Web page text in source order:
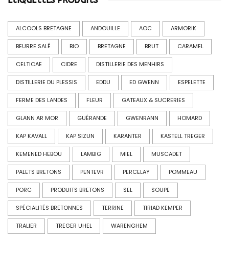
ALCOOLS BRETAGNE ANDOUILLE AOC ARMORIK
BEURRE SALÉ BIO BRETAGNE BRUT CARAMEL
CELTICAE CIDRE DISTILLERIE DES MENHIRS
DISTILLERIE DU PLESSIS EDDU ED GWENN ESPELETTE
FERME DES LANDES FLEUR GATEAUX & SUCRERIES
GLANN AR MOR GUÉRANDE GWENRANN HOMARD
KAP KAVALL KAP SIZUN KARANTER KASTELL TREGER
KEMENED HEBOU LAMBIG MIEL MUSCADET
PALETS BRETONS PENTEVR PERCELAY POMMEAU
PORC PRODUITS BRETONS SEL SOUPE
SPÉCIALITÉS BRETONNES TERRINE TIRIAD KEMPER
TRALIER TREGER UHEL WARENGHEM